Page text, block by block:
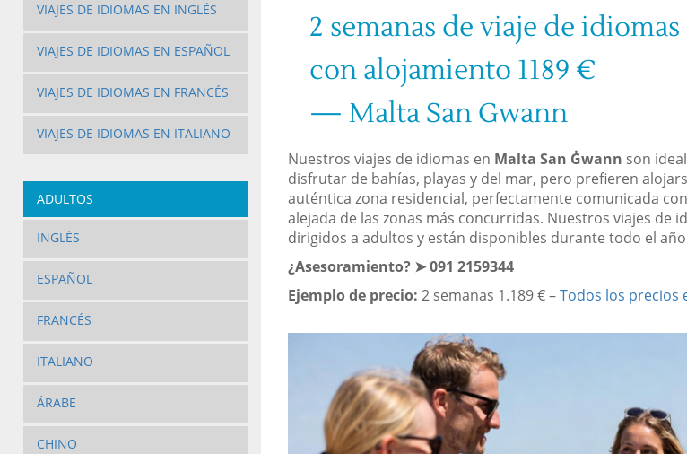
VIAJES DE IDIOMAS EN INGLÉS
VIAJES DE IDIOMAS EN ESPAÑOL
VIAJES DE IDIOMAS EN FRANCÉS
VIAJES DE IDIOMAS EN ITALIANO
ADULTOS
INGLÉS
ESPAÑOL
FRANCÉS
ITALIANO
ÁRABE
CHINO
2 semanas de viaje de idiomas
con alojamiento 1189 €
— Malta San Gwann
Nuestros viajes de idiomas en Malta San Ġwann son
disfrutar de bahías, playas y del mar, pero prefieren
auténtica zona residencial, perfectamente comunicada con
alejada de las zonas más concurridas. Nuestros viajes de
dirigidos a adultos y están disponibles durante todo el
¿Asesoramiento? ➤ 091 2159344
Ejemplo de precio: 2 semanas 1.189 € –Todos los precios